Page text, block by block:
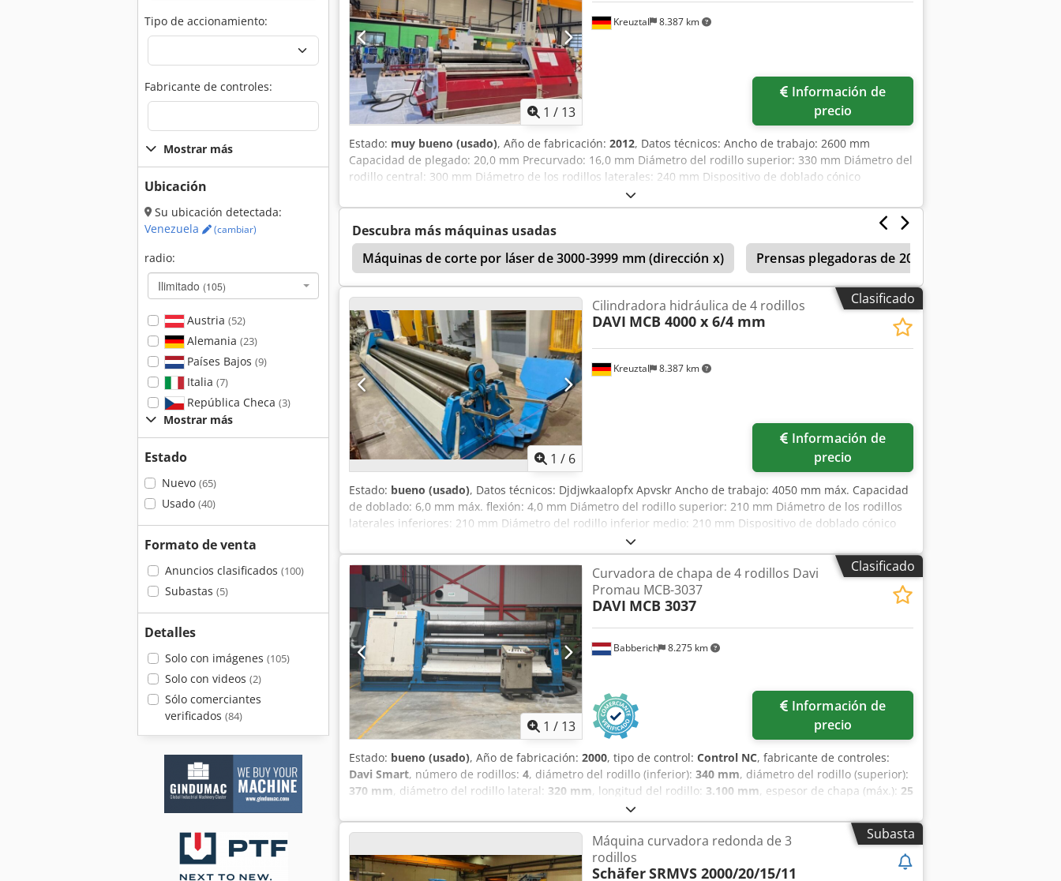
Tipo de accionamiento:
Fabricante de controles:
Mostrar más
Ubicación
Su ubicación detectada:
Venezuela
(cambiar)
radio:
Ilimitado (105)
Austria (52)
Alemania (23)
Países Bajos (9)
Italia (7)
República Checa (3)
Mostrar más
Estado
Nuevo (65)
Usado (40)
Formato de venta
Anuncios clasificados (100)
Subastas (5)
Detalles
Solo con imágenes (105)
Solo con videos (2)
Sólo comerciantes
verificados (84)
1 / 13
Kreuztal 8.387 km
precio
Estado: muy bueno (usado), Año de fabricación: 2012, Datos técnicos: Ancho de trabajo: 2600 mm
Capacidad de plegado: 20,0 mm Precurvado: 16,0 mm Diámetro del rodillo superior: 330 mm Diámetro del
rodillo central: 300 mm Diámetro de los rodillos laterales: 240 mm Dispositivo de doblado cónico
mediante el ajuste oblicuo de ambos rodillos laterales Dksdsx Ii Hvepfx Apver Pupitre de control móvil con
pantalla digital Potencia del motor: 11 kW Marcado CE Dimensiones (largo x ancho x alto): aprox. 5800 x
2300 x 1900 mm Peso: aprox. 11 t Equipamiento adicional: Asistencia de plegado superior El vendedor no
se responsabiliza de errores tipográficos o de transmisión de datos. La máquina presenta un estado
visual, técnico y de desgaste acorde a su antigüedad; las máquinas usadas se venden sin ningún tipo de
garantía.
Descubra más máquinas usadas
Máquinas de corte por láser de 3000-3999 mm (dirección x)
Prensas plegadoras de 200-299 t de presión
Davi
Clasificado
1 / 6
Kreuztal 8.387 km
Cilindradora hidráulica de 4 rodillos
DAVI MCB 4000 x 6/4 mm
precio
Estado: bueno (usado), Datos técnicos: Djdjwkaalopfx Apvskr Ancho de trabajo: 4050 mm máx. Capacidad
de doblado: 6,0 mm máx. flexión: 4,0 mm Diámetro del rodillo superior: 210 mm Diámetro de los rodillos
laterales inferiores: 210 mm Diámetro del rodillo inferior medio: 210 mm Dispositivo de doblado cónico
mediante la inclinación de los dos rodillos laterales cojinetes plegables hidráulicos Panel de control
giratorio con pantalla digital Dimensiones (largo x ancho x alto): aprox. 6900 x 2300 x 1800 mm Peso
muerto: aprox. 14 toneladas El vendedor no es responsable de errores tipográficos o de transmisión de
datos. El aspecto, la tecnología y el desgaste de la máquina son acordes con su edad; Las máquinas
usadas se venden sin ninguna garantía.
Clasificado
1 / 13
Babberich 8.275 km
Curvadora de chapa de 4 rodillos Davi
Promau MCB-3037
DAVI MCB 3037
precio
Estado: bueno (usado), Año de fabricación: 2000, tipo de control: Control NC, fabricante de controles:
Davi Smart, número de rodillos: 4, diámetro del rodillo (inferior): 340 mm, diámetro del rodillo (superior):
370 mm, diámetro del rodillo lateral: 320 mm, longitud del rodillo: 3.100 mm, espesor de chapa (máx.): 25
, ancho total:
potencia:30 kW (40,79 CV), Equipamiento:dispositivo de curvado cónico, Máquina curvadora de cuatro
rodillos Davi Promau - MCB-3037 ID DE LA MÁQUINA: 9751 Fabricante: Davi Promau Modelo: MCB-3037
Control: Davi Smart Año de fabricación: 2000 Dispositivo de curvado cónico Extensión del extremo del
rodillo para trabajos de curvado de perfiles Indicador de posición digital de los rodillos laterales
Subasta
Máquina curvadora redonda de 3
rodillos
SchäferSRMVS 2000/20/15/11